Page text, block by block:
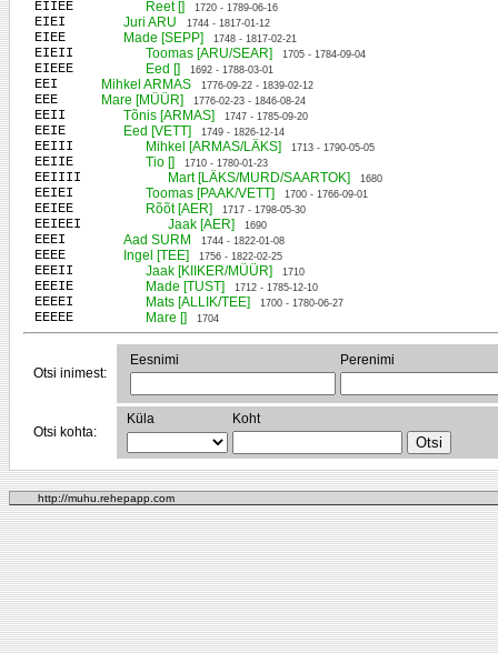
EIIEE Reet [] 1720 - 1789-06-16
EIEI Juri ARU 1744 - 1817-01-12
EIEE Made [SEPP] 1748 - 1817-02-21
EIEII Toomas [ARU/SEAR] 1705 - 1784-09-04
EIEEE Eed [] 1692 - 1788-03-01
EEI Mihkel ARMAS 1776-09-22 - 1839-02-12
EEE Mare [MÜÜR] 1776-02-23 - 1846-08-24
EEII Tõnis [ARMAS] 1747 - 1785-09-20
EEIE Eed [VETT] 1749 - 1826-12-14
EEIII Mihkel [ARMAS/LÄKS] 1713 - 1790-05-05
EEIIE Tio [] 1710 - 1780-01-23
EEIIII Mart [LÄKS/MURD/SAARTOK] 1680
EEIEI Toomas [PAAK/VETT] 1700 - 1766-09-01
EEIEE Rõõt [AER] 1717 - 1798-05-30
EEIEEI Jaak [AER] 1690
EEEI Aad SURM 1744 - 1822-01-08
EEEE Ingel [TEE] 1756 - 1822-02-25
EEEII Jaak [KIIKER/MÜÜR] 1710
EEEIE Made [TUST] 1712 - 1785-12-10
EEEEI Mats [ALLIK/TEE] 1700 - 1780-06-27
EEEEE Mare [] 1704
Otsi inimest:
Eesnimi Perenimi
Otsi kohta:
Küla Koht
http://muhu.rehepapp.com